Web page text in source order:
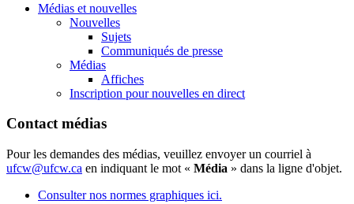
Médias et nouvelles
Nouvelles
Sujets
Communiqués de presse
Médias
Affiches
Inscription pour nouvelles en direct
Contact médias
Pour les demandes des médias, veuillez envoyer un courriel à
ufcw@ufcw.ca en indiquant le mot « Média » dans la ligne d'objet.
Consulter nos normes graphiques ici.